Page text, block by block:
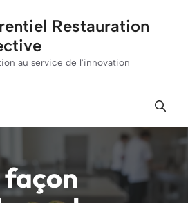
Restauration
au service de l'innovation